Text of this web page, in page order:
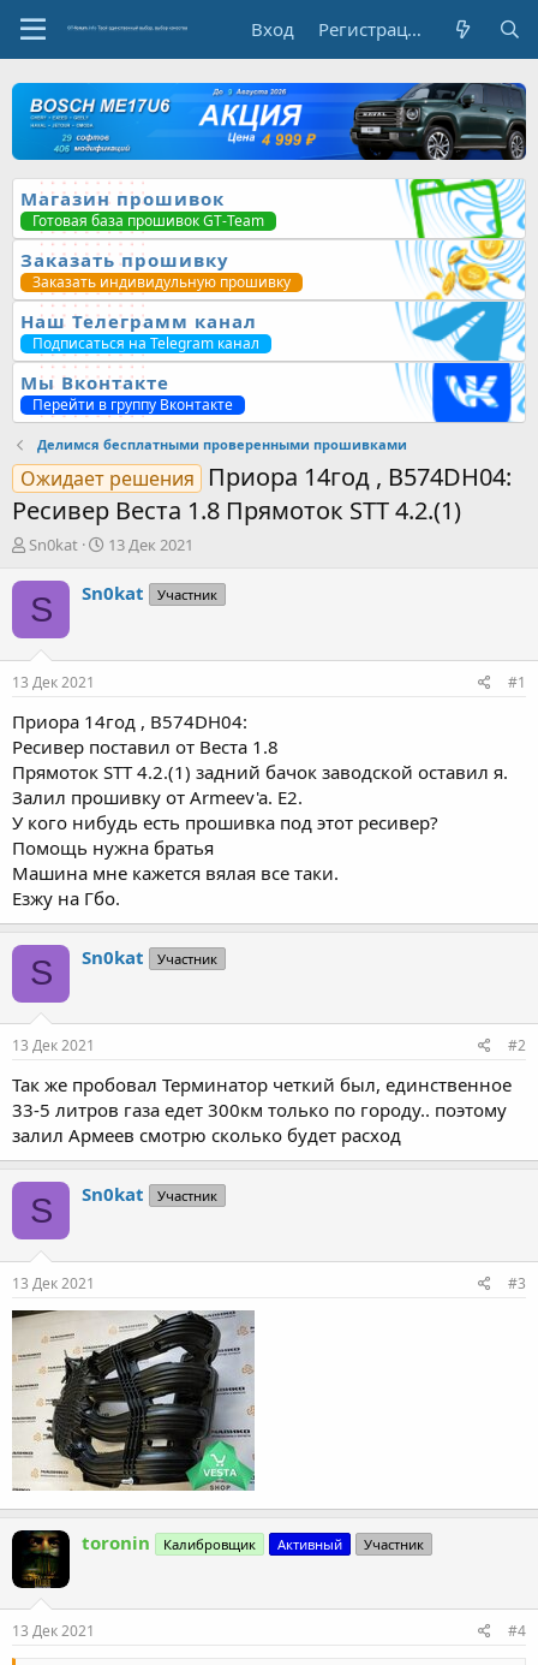
Вход Регистрация
Магазин прошивок
Готовая база прошивок GT-Team
Заказать прошивку
Заказать индивидульную прошивку
Наш Телеграмм канал
Подписаться на Telegram канал
Мы Вконтакте
Перейти в группу Вконтакте
Делимся бесплатными проверенными прошивками
Ожидает решения
Приора 14год , B574DH04:
Ресивер Веста 1.8 Прямоток STT 4.2.(1)
А
т
о
м
ы
Sn0kat
Д
т
л
13 Дек 2021
S Sn0kat Участник
13 Дек 2021 #1
Приора 14год , B574DH04:
Ресивер поставил от Веста 1.8
Прямоток STT 4.2.(1) задний бачок заводской оставил я.
Залил прошивку от Armeev'a. E2.
У кого нибудь есть прошивка под этот ресивер?
Помощь нужна братья
Машина мне кажется вялая все таки.
Езжу на Гбо.
S Sn0kat Участник
13 Дек 2021 #2
Так же пробовал Терминатор четкий был, единственное
33-5 литров газа едет 300км только по городу.. поэтому
залил Армеев смотрю сколько будет расход
S Sn0kat Участник
13 Дек 2021 #3
toronin Калибровщик Активный Участник
13 Дек 2021 #4